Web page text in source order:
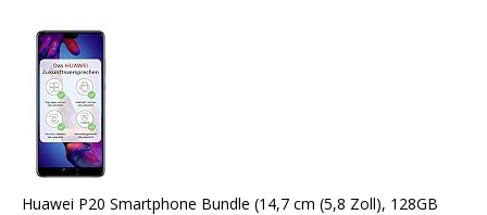
Huawei P20 Smartphone Bundle (14,7 cm (5,8 Zoll), 128GB